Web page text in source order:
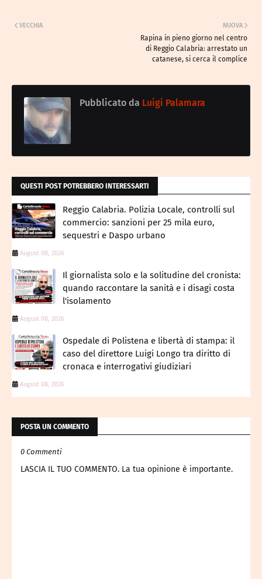
NUOVA
Rapina in pieno giorno nel centro
di Reggio Calabria: arrestato un
catanese, si cerca il complice
VECCHIA
Pubblicato da Luigi Palamara
QUESTI POST POTREBBERO INTERESSARTI
Reggio Calabria. Polizia Locale, controlli sul
commercio: sanzioni per 25 mila euro,
sequestri e Daspo urbano
August 08, 2026
Il giornalista solo e la solitudine del cronista:
quando raccontare la sanità e i disagi costa
l'isolamento
August 08, 2026
Ospedale di Polistena e libertà di stampa: il
caso del direttore Luigi Longo tra diritto di
cronaca e interrogativi giudiziari
August 08, 2026
POSTA UN COMMENTO
0 Commenti
LASCIA IL TUO COMMENTO. La tua opinione è importante.